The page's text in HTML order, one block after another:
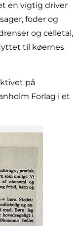
en vigtig driver
foder og
og celletal,
til køernes
på
Forlag i et